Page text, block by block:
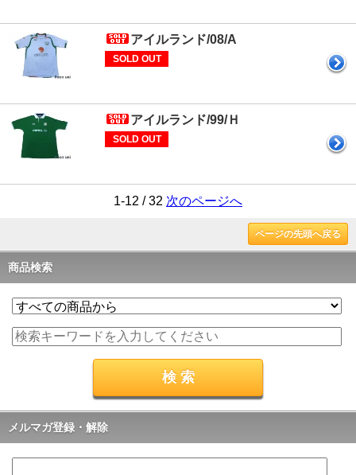
アイルランド/08/A
SOLD OUT
アイルランド/99/Ｈ
SOLD OUT
1-12 / 32 次のページへ
ページの先頭へ戻る
商品検索
メルマガ登録・解除